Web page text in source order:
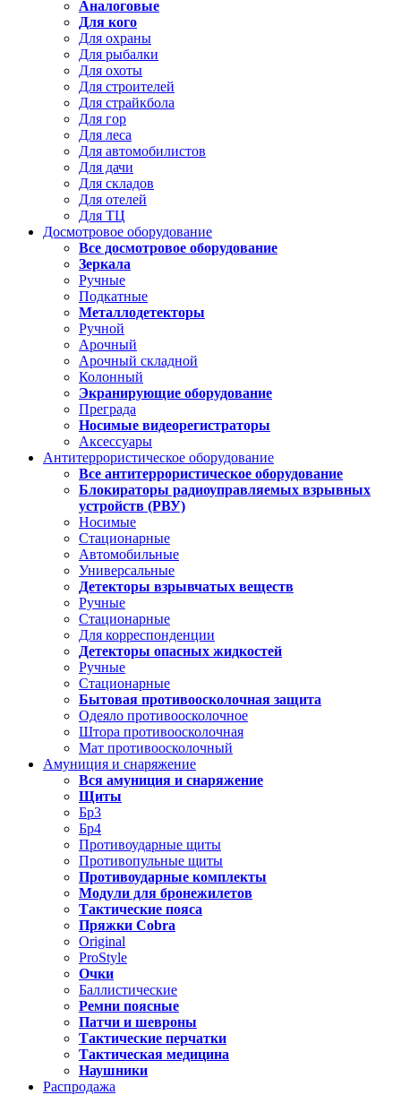
Аналоговые
Для кого
Для охраны
Для рыбалки
Для охоты
Для строителей
Для страйкбола
Для гор
Для леса
Для автомобилистов
Для дачи
Для складов
Для отелей
Для ТЦ
Досмотровое оборудование
Все досмотровое оборудование
Зеркала
Ручные
Подкатные
Металлодетекторы
Ручной
Арочный
Арочный складной
Колонный
Экранирующие оборудование
Преграда
Носимые видеорегистраторы
Аксессуары
Антитеррористическое оборудование
Все антитеррористическое оборудование
Блокираторы радиоуправляемых взрывных
устройств (РВУ)
Носимые
Стационарные
Автомобильные
Универсальные
Детекторы взрывчатых веществ
Ручные
Стационарные
Для корреспонденции
Детекторы опасных жидкостей
Ручные
Стационарные
Бытовая противоосколочная защита
Одеяло противоосколочное
Штора противоосколочная
Мат противоосколочный
Амуниция и снаряжение
Вся амуниция и снаряжение
Щиты
Бр3
Бр4
Противоударные щиты
Противопульные щиты
Противоударные комплекты
Модули для бронежилетов
Тактические пояса
Пряжки Cobra
Original
ProStyle
Очки
Баллистические
Ремни поясные
Патчи и шевроны
Тактические перчатки
Тактическая медицина
Наушники
Распродажа